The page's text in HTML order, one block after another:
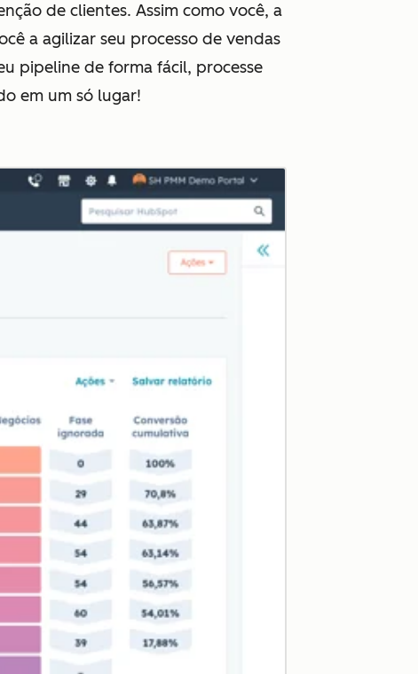
de clientes. Assim como você, a
a agilizar seu processo de vendas
pipeline de forma fácil, processe
em um só lugar!